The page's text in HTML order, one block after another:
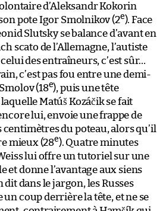
d’Aleksandr Kokorin
pote Igor Smolnikov (2e). Face
Slutsky se balance d’avant en
scato de l’Allemagne, l’autiste
des entraîneurs, c’est sûr…
c’est pas fou entre une demi-
(18e), puis une tête
Matúš Kozáčik se fait
lui, envoie une frappe de
du poteau, alors qu’il
mieux (28e). Quatre minutes
lui offre un tutoriel sur une
et donne l’avantage aux siens
dit dans le jargon, les Russes
coup derrière la tête, et ne se